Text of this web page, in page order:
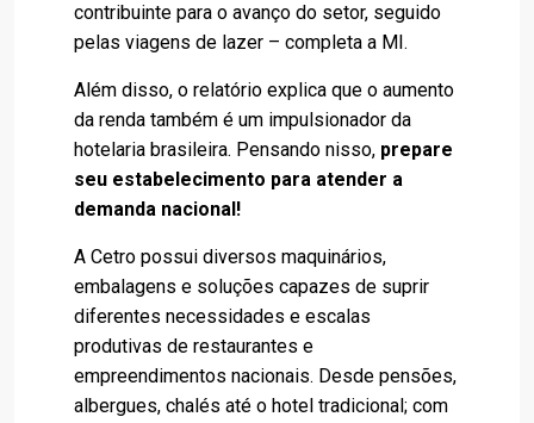
contribuinte para o avanço do setor, seguido
pelas viagens de lazer – completa a MI.
Além disso, o relatório explica que o aumento
da renda também é um impulsionador da
hotelaria brasileira. Pensando nisso, prepare
seu estabelecimento para atender a
demanda nacional!
A Cetro possui diversos maquinários,
embalagens e soluções capazes de suprir
diferentes necessidades e escalas
produtivas de restaurantes e
empreendimentos nacionais. Desde pensões,
albergues, chalés até o hotel tradicional; com